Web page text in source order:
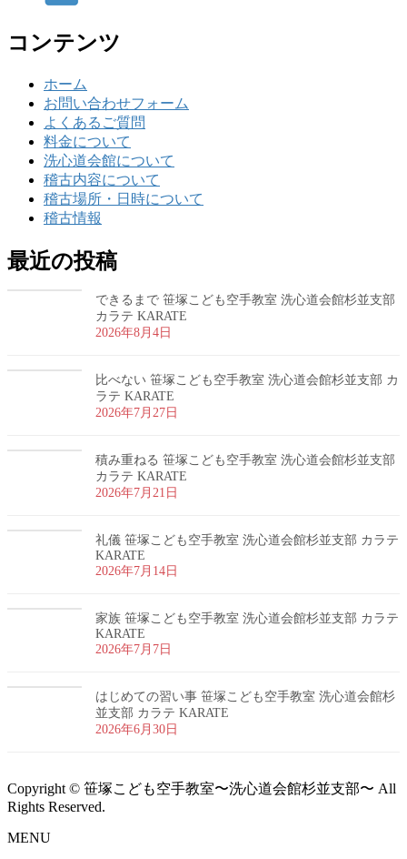
コンテンツ
ホーム
お問い合わせフォーム
よくあるご質問
料金について
洗心道会館について
稽古内容について
稽古場所・日時について
稽古情報
最近の投稿
できるまで 笹塚こども空手教室 洗心道会館杉並支部
カラテ KARATE
2026年8月4日
比べない 笹塚こども空手教室 洗心道会館杉並支部 カ
ラテ KARATE
2026年7月27日
積み重ねる 笹塚こども空手教室 洗心道会館杉並支部
カラテ KARATE
2026年7月21日
礼儀 笹塚こども空手教室 洗心道会館杉並支部 カラテ
KARATE
2026年7月14日
家族 笹塚こども空手教室 洗心道会館杉並支部 カラテ
KARATE
2026年7月7日
はじめての習い事 笹塚こども空手教室 洗心道会館杉
並支部 カラテ KARATE
2026年6月30日
Copyright © 笹塚こども空手教室〜洗心道会館杉並支部〜 All
Rights Reserved.
MENU